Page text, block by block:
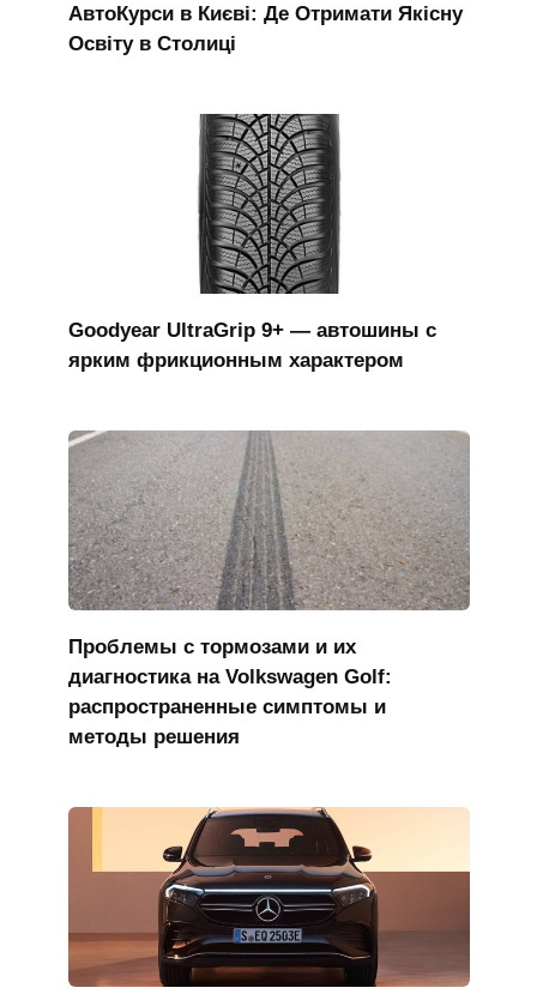
АвтоКурси в Києві: Де Отримати Якісну
Освіту в Столиці
Goodyear UltraGrip 9+ — автошины с
ярким фрикционным характером
Проблемы с тормозами и их
диагностика на Volkswagen Golf:
распространенные симптомы и
методы решения